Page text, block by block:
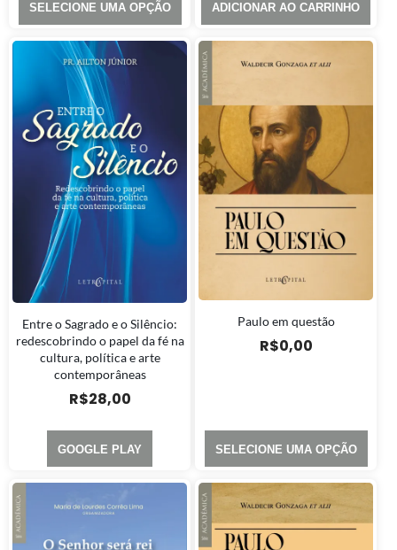
SELECIONE UMA OPÇÃO ADICIONAR AO CARRINHO
Entre o Sagrado e o Silêncio:
redescobrindo o papel da fé na
cultura, política e arte
contemporâneas
R$28,00
GOOGLE PLAY
Paulo em questão
R$0,00
SELECIONE UMA OPÇÃO